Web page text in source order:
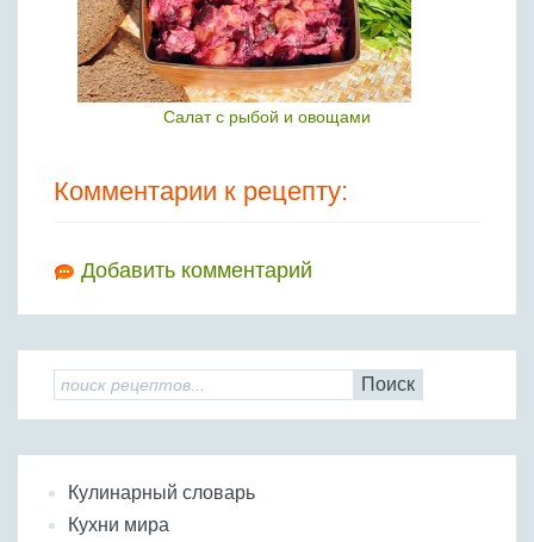
Салат с рыбой и овощами
Комментарии к рецепту:
Добавить комментарий
Поиск
Кулинарный словарь
Кухни мира